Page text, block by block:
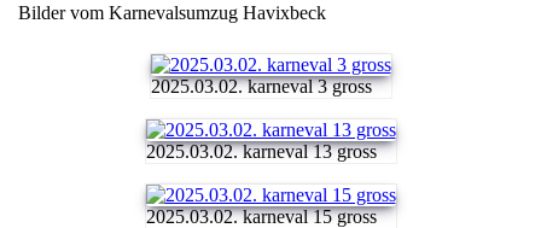
Bilder vom Karnevalsumzug Havixbeck
2025.03.02. karneval 3 gross
2025.03.02. karneval 13 gross
2025.03.02. karneval 15 gross